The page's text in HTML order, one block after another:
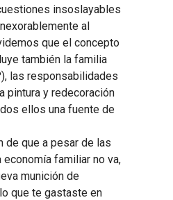
insoslayables
al
que el concepto
también la familia
las responsabilidades
pintura y redecoración
ellos una fuente de
de que a pesar de las
familiar no va,
munición de
que te gastaste en